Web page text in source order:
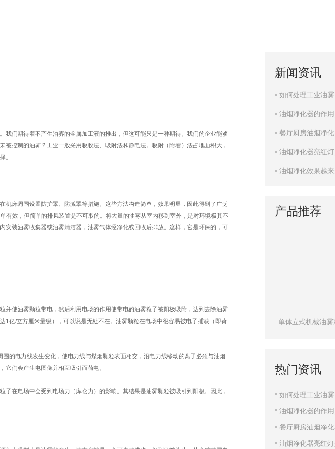
们期待着不产生油雾的金属加工液的推出，但这可能只是一种期待。我们的企业能够
控制的油雾？工业一般采用吸收法、吸附法和静电法。吸附（附着）法占地面积大，
。
床周围设置防护罩、防溅罩等措施。这些方法构造简单，效果明显，因此得到了广泛
有效，但简单的排风装置是不可取的。将大量的油雾从室内移到室外，是对环境极其不
装油雾收集器或油雾清洁器，油雾气体经净化或回收后排放。这样，它是环保的，可
使油雾颗粒带电，然后利用电场的作用使带电的油雾粒子被阳极吸附，达到去除油雾
1亿/立方厘米量级），可以说是无处不在。油雾颗粒在电场中很容易被电子捕获（即荷
围的电力线发生变化，使电力线与煤烟颗粒表面相交，沿电力线移动的离子必须与油烟
们会产生电图像并相互吸引而荷电。
在电场中会受到电场力（库仑力）的影响。其结果是油雾颗粒被吸引到阳极。因此，
新闻资讯
如何处理工业油雾
油烟净化器的作
餐厅厨房油烟净
油烟净化器亮红
油烟净化效果越
产品推荐
离心式油雾净化器 单体卧式机械油雾净化器 单体立式机械油雾净化器
热门资讯
如何处理工业油雾
油烟净化器的作
餐厅厨房油烟净
油烟净化器亮红